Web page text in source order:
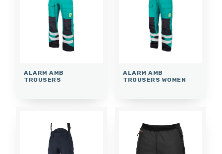
ZUBEHÖR
ALARM AMB
TROUSERS
ALARM AMB
TROUSERS WOMEN